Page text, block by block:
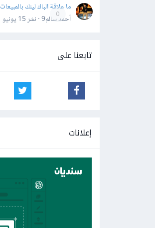
0
ما علاقة الباك لينك بالمبيعات
أحمد سالم9 · نشر
15 يونيو
تابعنا على
إعلانات